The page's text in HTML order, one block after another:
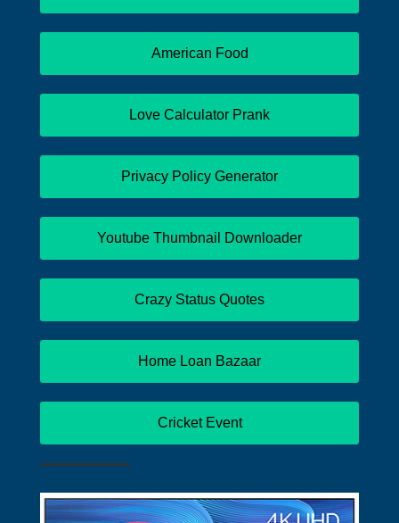
American Food
Love Calculator Prank
Privacy Policy Generator
Youtube Thumbnail Downloader
Crazy Status Quotes
Home Loan Bazaar
Cricket Event